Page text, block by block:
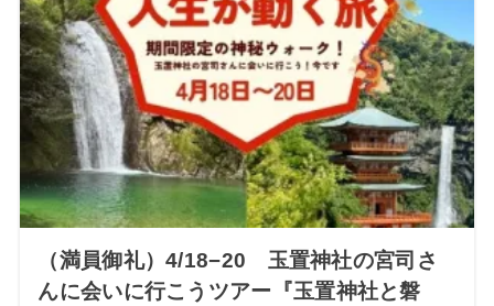
（満員御礼）4/18−20 玉置神社の宮司さ
んに会いに行こうツアー『玉置神社と磐